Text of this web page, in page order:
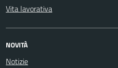
Vita lavorativa
NOVITÀ
Notizie